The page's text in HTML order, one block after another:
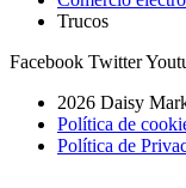
Trucos
Facebook Twitter
2026 Daisy
Política de
Política de